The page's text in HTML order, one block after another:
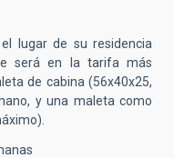
lugar de su residencia
será en la tarifa más
de cabina (56x40x25,
y una maleta como